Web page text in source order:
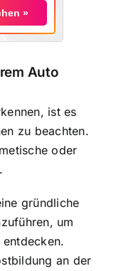
»
Auto
ist es
zu beachten.
oder
gründliche
um
an der